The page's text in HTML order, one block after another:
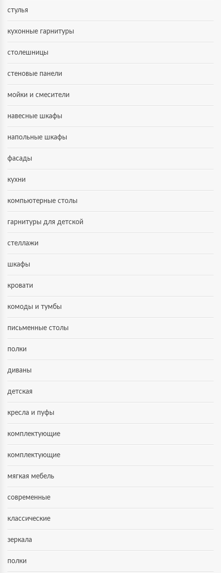
стулья
кухонные гарнитуры
столешницы
стеновые панели
мойки и смесители
навесные шкафы
напольные шкафы
фасады
кухни
компьютерные столы
гарнитуры для детской
стеллажи
шкафы
кровати
комоды и тумбы
письменные столы
полки
диваны
детская
кресла и пуфы
комплектующие
комплектующие
мягкая мебель
современные
классические
зеркала
полки